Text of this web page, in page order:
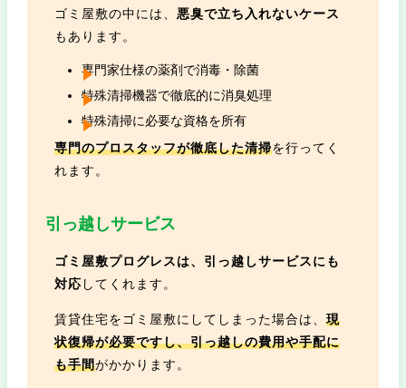
ゴミ屋敷の中には、 悪臭で立ち入れないケース
もあります。
専門家仕様の薬剤で消毒・除菌
特殊清掃機器で徹底的に消臭処理
特殊清掃に必要な資格を所有
専門のプロスタッフが徹底した清掃を行ってく
れます。
引っ越しサービス
ゴミ屋敷プログレスは、引っ越しサービスにも
対応 してくれます。
賃貸住宅をゴミ屋敷にしてしまった場合は、現
状復帰が必要ですし、引っ越しの費用や手配に
も手間がかかります。